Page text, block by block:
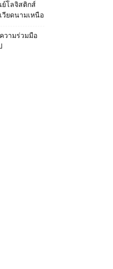
ย์โลจิสติกส์
วียดนามเหนือ
วามร่วมมือ